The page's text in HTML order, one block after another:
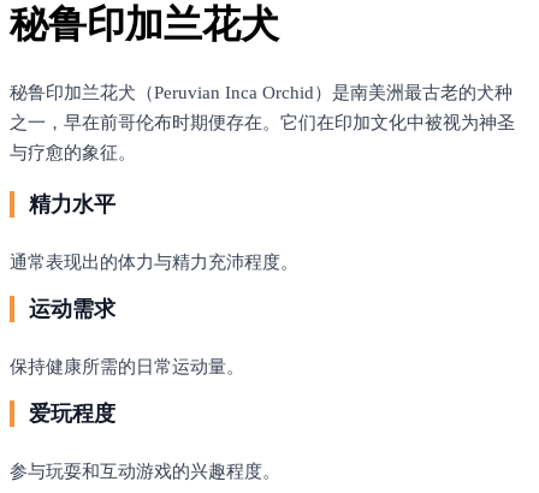
秘鲁印加兰花犬
秘鲁印加兰花犬（Peruvian Inca Orchid）是南美洲最古老的犬种
之一，早在前哥伦布时期便存在。它们在印加文化中被视为神圣
与疗愈的象征。
精力水平
通常表现出的体力与精力充沛程度。
运动需求
保持健康所需的日常运动量。
爱玩程度
参与玩耍和互动游戏的兴趣程度。